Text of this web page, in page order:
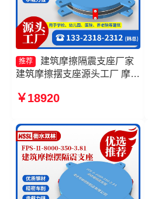
推荐
建筑摩擦隔震支座厂家
建筑摩擦摆支座源头工厂 摩擦
3.81源头工厂 摩擦摆减隔震支
￥18920